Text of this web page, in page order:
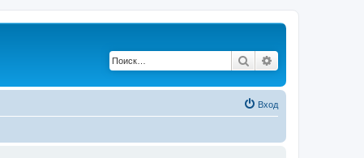
Поиск
Вход